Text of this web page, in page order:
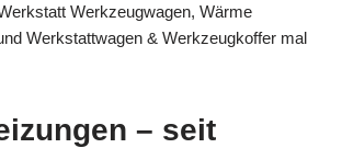
Werkzeugwagen, Wärme
Werkstattwagen & Werkzeugkoffer mal
– seit